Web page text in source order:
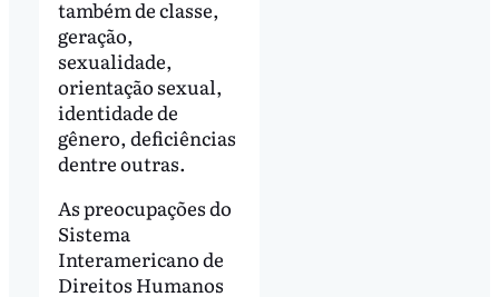
também de classe,
geração,
sexualidade,
orientação sexual,
identidade de
gênero, deficiências
dentre outras.
As preocupações do
Sistema
Interamericano de
Direitos Humanos